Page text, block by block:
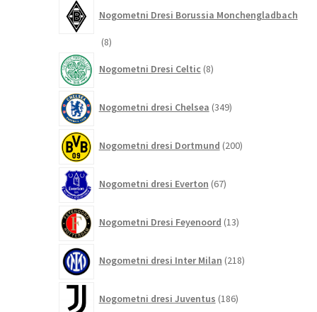
Nogometni Dresi Borussia Monchengladbach
88
Nogometni Dresi Celtic 8izdelkov
Nogometni dresi Chelsea 349izdelkov
Nogometni dresi Dortmund 200izdelkov
Nogometni dresi Everton 67izdelkov
Nogometni Dresi Feyenoord 13izdelkov
Nogometni dresi Inter Milan 218izdelkov
Nogometni dresi Juventus 186izdelkov